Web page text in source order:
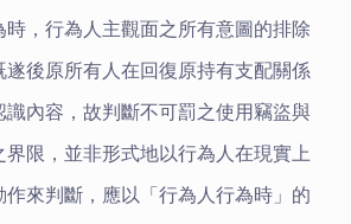
時，行為人主觀面之所有意圖的排除
遂後原所有人在回復原持有支配關係
識內容，故判斷不可罰之使用竊盜與
界限，並非形式地以行為人在現實上
作來判斷，應以「行為人行為時」的